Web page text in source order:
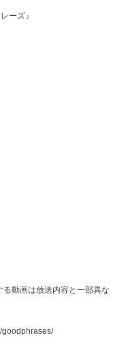
ーズ』
動画は放送内容と一部異な
goodphrases/